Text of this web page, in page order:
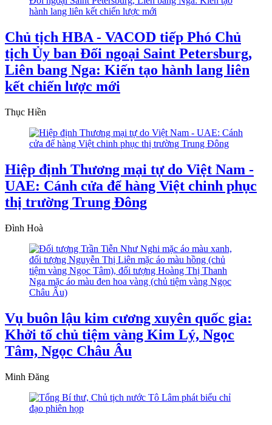
Chủ tịch HBA - VACOD tiếp Phó Chủ
tịch Ủy ban Đối ngoại Saint Petersburg,
Liên bang Nga: Kiến tạo hành lang liên
kết chiến lược mới
Thục Hiền
Hiệp định Thương mại tự do Việt Nam -
UAE: Cánh cửa để hàng Việt chinh phục
thị trường Trung Đông
Đình Hoà
Vụ buôn lậu kim cương xuyên quốc gia:
Khởi tố chủ tiệm vàng Kim Lý, Ngọc
Tâm, Ngọc Châu Âu
Minh Đăng